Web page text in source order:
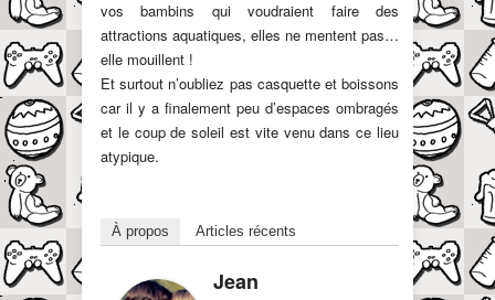
vos bambins qui voudraient faire des
attractions aquatiques, elles ne mentent pas…
elle mouillent !
Et surtout n’oubliez pas casquette et boissons
car il y a finalement peu d’espaces ombragés
et le coup de soleil est vite venu dans ce lieu
atypique.
À propos Articles récents
Jean